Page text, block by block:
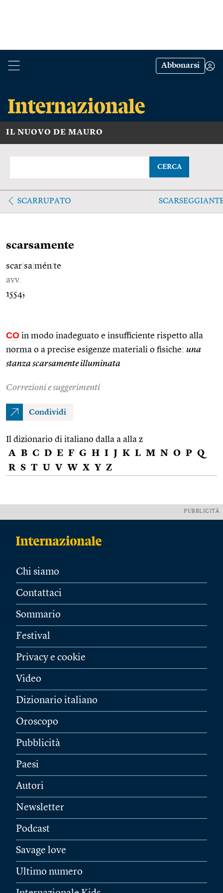
Abbonarsi
IL NUOVO DE MAURO
CERCA
SCARRUPATO
scarsamente
scar sa mén te
avv.
1554;
CO in modo inadeguato e insufficiente rispetto alla
norma o a precise esigenze materiali o fisiche: una
stanza scarsamente illuminata
Correzioni e suggerimenti
Condividi
Il dizionario di italiano dalla a alla z
A B C D E F G H I J K L M N O P Q
R S T U V W X Y Z
PUBBLICITÀ
Chi siamo
Contattaci
Sommario
Festival
Privacy e cookie
Video
Dizionario italiano
Oroscopo
Pubblicità
Paesi
Autori
Newsletter
Podcast
Savage love
Ultimo numero